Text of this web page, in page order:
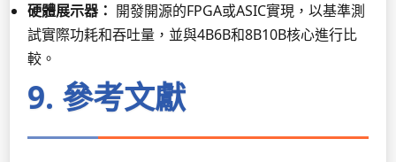
硬體展示器： 開發開源的FPGA或ASIC實現，以基準測
試實際功耗和吞吐量，並與4B6B和8B10B核心進行比
較。
9. 參考文獻